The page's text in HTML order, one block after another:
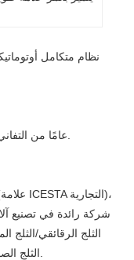
نظام متكامل
شركة رائدة في تصنيع
الثلج الرقائقي/الثلج